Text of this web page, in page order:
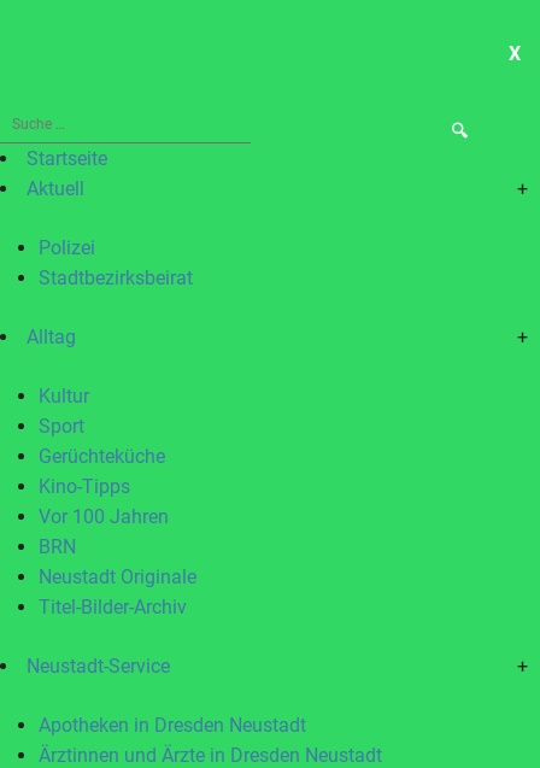
X
Suche
nach:Startseite
Aktuell
+
Polizei
Stadtbezirksbeirat
Alltag +
Kultur
Sport
Gerüchteküche
Kino-Tipps
Vor 100 Jahren
BRN
Neustadt Originale
Titel-Bilder-Archiv
Neustadt-Service +
Apotheken in Dresden Neustadt
Ärztinnen und Ärzte in Dresden Neustadt